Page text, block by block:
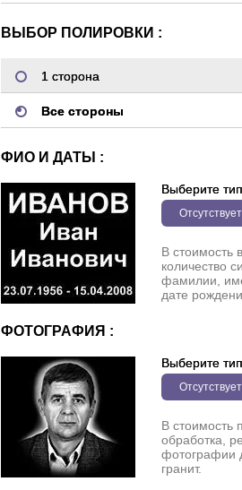
ВЫБОР ПОЛИРОВКИ :
1 сторона
Все стороны
ФИО И ДАТЫ :
Выберите тип
Отсутствует
В стоимость
количество
фамилии,
дате
ФОТОГРАФИЯ :
Выберите тип
Отсутствует
В стоимость
обработка,
фотографии
гранит.